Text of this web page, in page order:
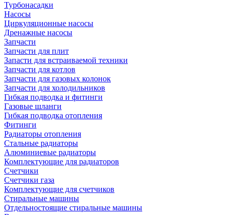
Турбонасадки
Насосы
Циркуляционные насосы
Дренажные насосы
Запчасти
Запчасти для плит
Запасти для встраиваемой техники
Запчасти для котлов
Запчасти для газовых колонок
Запчасти для холодильников
Гибкая подводка и фитинги
Газовые шланги
Гибкая подводка отопления
Фитинги
Радиаторы отопления
Стальные радиаторы
Алюминиевые радиаторы
Комплектующие для радиаторов
Счетчики
Счетчики газа
Комплектующие для счетчиков
Стиральные машины
Отдельностоящие стиральные машины